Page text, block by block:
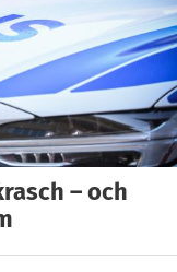
– och